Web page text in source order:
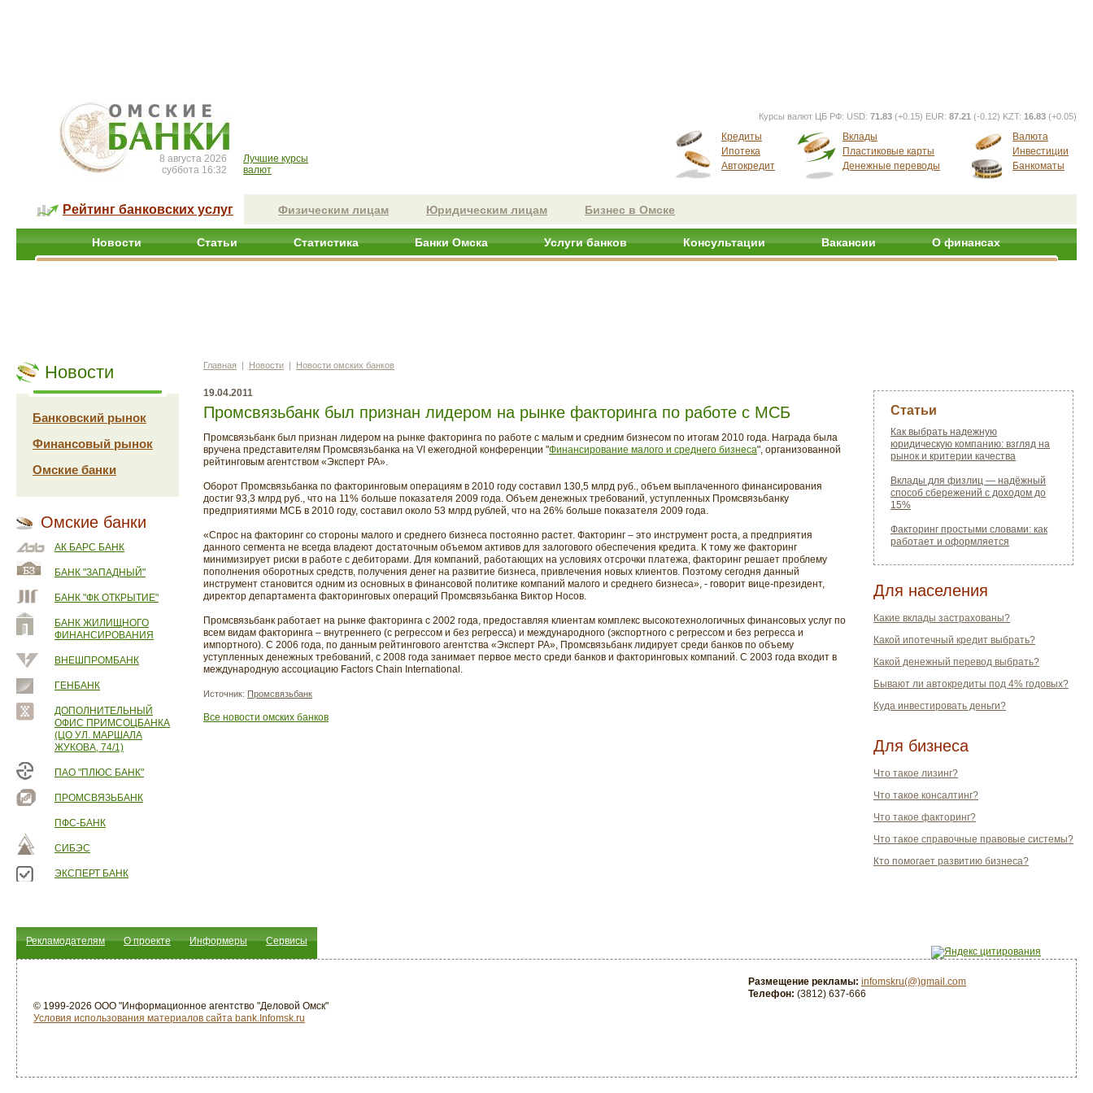
8 августа 2026
суббота 16:32
Лучшие курсы
валют
Курсы валют ЦБ РФ: USD: 71.83 (+0.15) EUR: 87.21 (-0.12) KZT: 16.83 (+0.05)
Кредиты
Ипотека
Автокредит
Вклады
Пластиковые карты
Денежные переводы
Валюта
Инвестиции
Банкоматы
Рейтинг банковских услуг Физическим лицам Юридическим лицам Бизнес в Омске
Новости Статьи Статистика Банки Омска Услуги банков Консультации Вакансии О финансах
Новости
Банковский рынок
Финансовый рынок
Омские банки
Омские банки
АК БАРС БАНК
БАНК "ЗАПАДНЫЙ"
БАНК "ФК ОТКРЫТИЕ"
БАНК ЖИЛИЩНОГО
ФИНАНСИРОВАНИЯ
ВНЕШПРОМБАНК
ГЕНБАНК
ДОПОЛНИТЕЛЬНЫЙ
ОФИС ПРИМСОЦБАНКА
(ЦО УЛ. МАРШАЛА
ЖУКОВА, 74/1)
ПАО "ПЛЮС БАНК"
ПРОМСВЯЗЬБАНК
ПФС-БАНК
СИБЭС
ЭКСПЕРТ БАНК
Главная | Новости | Новости омских банков
19.04.2011
Промсвязьбанк был признан лидером на рынке факторинга по работе с МСБ
Промсвязьбанк был признан лидером на рынке факторинга по работе с малым и средним бизнесом по итогам 2010 года. Награда была
вручена представителям Промсвязьбанка на VI ежегодной конференции "Финансирование малого и среднего бизнеса", организованной
рейтинговым агентством «Эксперт РА».
Оборот Промсвязьбанка по факторинговым операциям в 2010 году составил 130,5 млрд руб., объем выплаченного финансирования
достиг 93,3 млрд руб., что на 11% больше показателя 2009 года. Объем денежных требований, уступленных Промсвязьбанку
предприятиями МСБ в 2010 году, составил около 53 млрд рублей, что на 26% больше показателя 2009 года.
«Спрос на факторинг со стороны малого и среднего бизнеса постоянно растет. Факторинг – это инструмент роста, а предприятия
данного сегмента не всегда владеют достаточным объемом активов для залогового обеспечения кредита. К тому же факторинг
минимизирует риски в работе с дебиторами. Для компаний, работающих на условиях отсрочки платежа, факторинг решает проблему
пополнения оборотных средств, получения денег на развитие бизнеса, привлечения новых клиентов. Поэтому сегодня данный
инструмент становится одним из основных в финансовой политике компаний малого и среднего бизнеса», - говорит вице-президент,
директор департамента факторинговых операций Промсвязьбанка Виктор Носов.
Промсвязьбанк работает на рынке факторинга с 2002 года, предоставляя клиентам комплекс высокотехнологичных финансовых услуг по
всем видам факторинга – внутреннего (с регрессом и без регресса) и международного (экспортного с регрессом и без регресса и
импортного). С 2006 года, по данным рейтингового агентства «Эксперт РА», Промсвязьбанк лидирует среди банков по объему
уступленных денежных требований, с 2008 года занимает первое место среди банков и факторинговых компаний. С 2003 года входит в
международную ассоциацию Factors Chain International.
Источник: Промсвязьбанк
Все новости омских банков
Статьи
Как выбрать надежную
юридическую компанию: взгляд на
рынок и критерии качества
Вклады для физлиц — надёжный
способ сбережений с доходом до
15%
Факторинг простыми словами: как
работает и оформляется
Для населения
Какие вклады застрахованы?
Какой ипотечный кредит выбрать?
Какой денежный перевод выбрать?
Бывают ли автокредиты под 4% годовых?
Куда инвестировать деньги?
Для бизнеса
Что такое лизинг?
Что такое консалтинг?
Что такое факторинг?
Что такое справочные правовые системы?
Кто помогает развитию бизнеса?
Рекламодателям О проекте Информеры Сервисы
© 1999-2026 ООО "Информационное агентство "Деловой Омск"
Условия использования материалов сайта bank.Infomsk.ru
Размещение рекламы: infomskru(@)gmail.com
Телефон: (3812) 637-666